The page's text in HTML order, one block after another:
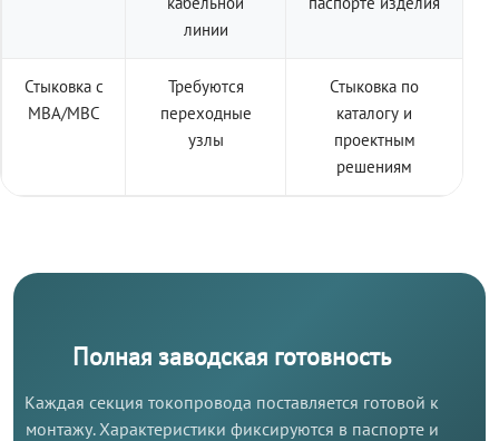
линии
Стыковка с
МВА/МВС
Требуются
переходные
узлы
Стыковка по
каталогу и
проектным
решениям
Полная заводская готовность
Каждая секция токопровода поставляется готовой к
монтажу. Характеристики фиксируются в паспорте и